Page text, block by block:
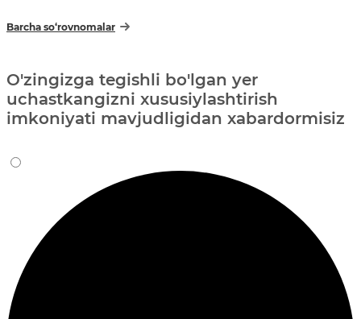
Barcha so‘rovnomalar
O'zingizga tegishli bo'lgan yer
uchastkangizni xususiylashtirish
imkoniyati mavjudligidan xabardormisiz